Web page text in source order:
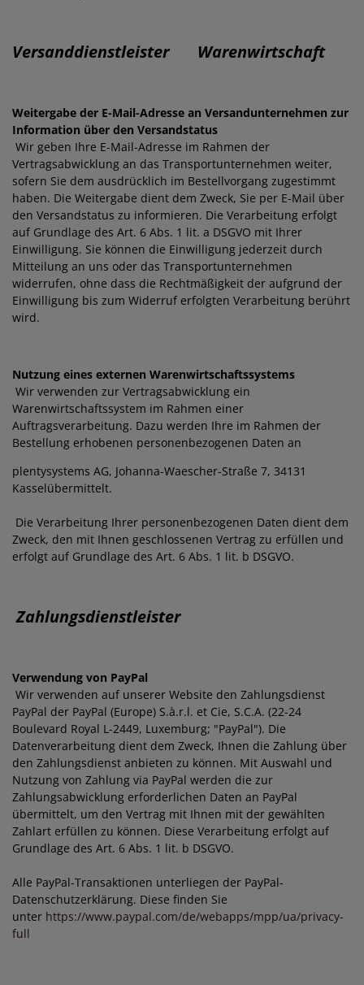
Versanddienstleister Warenwirtschaft
Weitergabe der E-Mail-Adresse an Versandunternehmen zur
Information über den Versandstatus
Wir geben Ihre E-Mail-Adresse im Rahmen der
Vertragsabwicklung an das Transportunternehmen weiter,
sofern Sie dem ausdrücklich im Bestellvorgang zugestimmt
haben. Die Weitergabe dient dem Zweck, Sie per E-Mail über
den Versandstatus zu informieren. Die Verarbeitung erfolgt
auf Grundlage des Art. 6 Abs. 1 lit. a DSGVO mit Ihrer
Einwilligung. Sie können die Einwilligung jederzeit durch
Mitteilung an uns oder das Transportunternehmen
widerrufen, ohne dass die Rechtmäßigkeit der aufgrund der
Einwilligung bis zum Widerruf erfolgten Verarbeitung berührt
wird.
Nutzung eines externen Warenwirtschaftssystems
Wir verwenden zur Vertragsabwicklung ein
Warenwirtschaftssystem im Rahmen einer
Auftragsverarbeitung. Dazu werden Ihre im Rahmen der
Bestellung erhobenen personenbezogenen Daten an
plentysystems AG, Johanna-Waescher-Straße 7, 34131
Kasselübermittelt.
Die Verarbeitung Ihrer personenbezogenen Daten dient dem
Zweck, den mit Ihnen geschlossenen Vertrag zu erfüllen und
erfolgt auf Grundlage des Art. 6 Abs. 1 lit. b DSGVO.
Zahlungsdienstleister
Verwendung von PayPal
Wir verwenden auf unserer Website den Zahlungsdienst
PayPal der PayPal (Europe) S.à.r.l. et Cie, S.C.A. (22-24
Boulevard Royal L-2449, Luxemburg; "PayPal"). Die
Datenverarbeitung dient dem Zweck, Ihnen die Zahlung über
den Zahlungsdienst anbieten zu können. Mit Auswahl und
Nutzung von Zahlung via PayPal werden die zur
Zahlungsabwicklung erforderlichen Daten an PayPal
übermittelt, um den Vertrag mit Ihnen mit der gewählten
Zahlart erfüllen zu können. Diese Verarbeitung erfolgt auf
Grundlage des Art. 6 Abs. 1 lit. b DSGVO.
Alle PayPal-Transaktionen unterliegen der PayPal-
Datenschutzerklärung. Diese finden Sie
unter https://www.paypal.com/de/webapps/mpp/ua/privacy-
full